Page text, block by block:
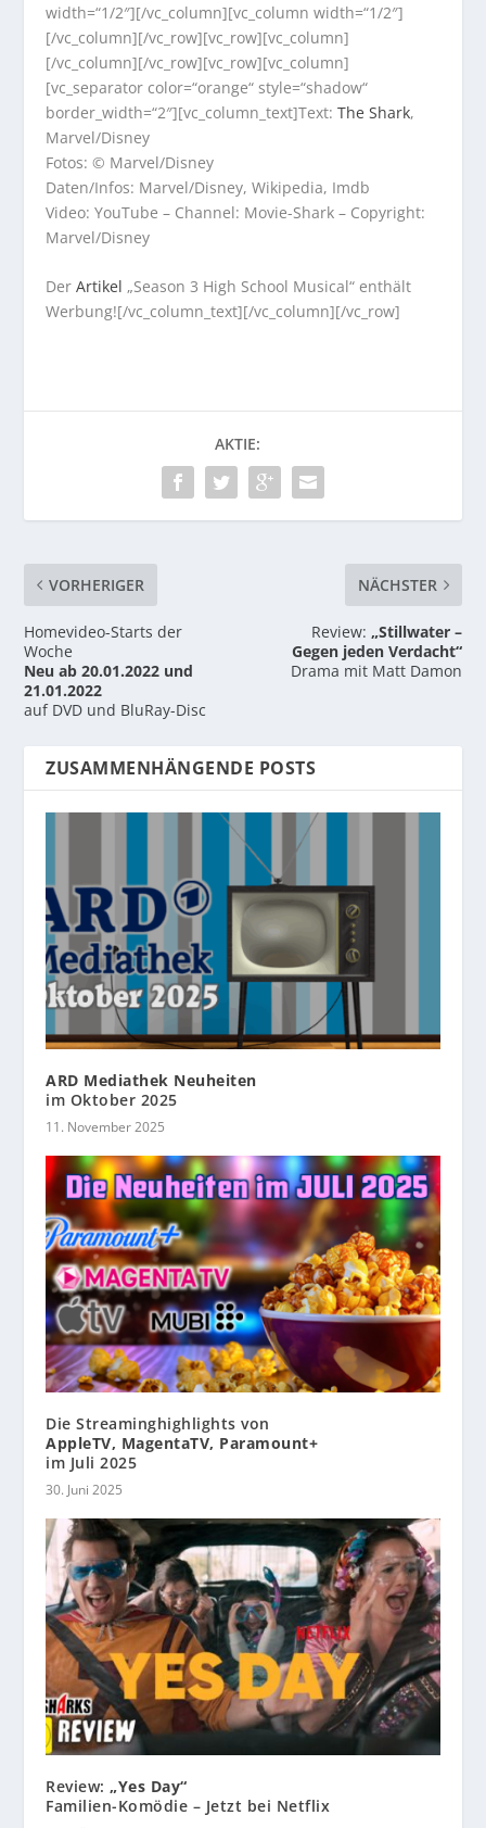
width=“1/2″][/vc_column][vc_column width=“1/2″]
[/vc_column][/vc_row][vc_row][vc_column]
[/vc_column][/vc_row][vc_row][vc_column]
[vc_separator color=“orange“ style=“shadow“
border_width=“2″][vc_column_text]Text:The Shark,
Marvel/Disney
Fotos: © Marvel/Disney
Daten/Infos: Marvel/Disney, Wikipedia, Imdb
Video: YouTube – Channel: Movie-Shark – Copyright:
Marvel/Disney
DerArtikel „Season 3 High School Musical“ enthält
Werbung![/vc_column_text][/vc_column][/vc_row]
AKTIE:
VORHERIGER
Homevideo-Starts der
Woche
Neu ab 20.01.2022 und
21.01.2022
auf DVD und BluRay-Disc
NÄCHSTER
Review: „Stillwater –
Gegen jeden Verdacht“
Drama mit Matt Damon
ZUSAMMENHÄNGENDE POSTS
ARD Mediathek Neuheiten
im Oktober 2025
11. November 2025
Die Streaminghighlights von
AppleTV, MagentaTV, Paramount+
im Juli 2025
30. Juni 2025
Review:„Yes Day“
Familien-Komödie – Jetzt bei Netflix